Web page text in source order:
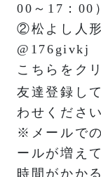
00～17：00
②松よし人
@176givkj
こちらをク
友達登録し
わせください
※メールで
ールが増え
時間がかか